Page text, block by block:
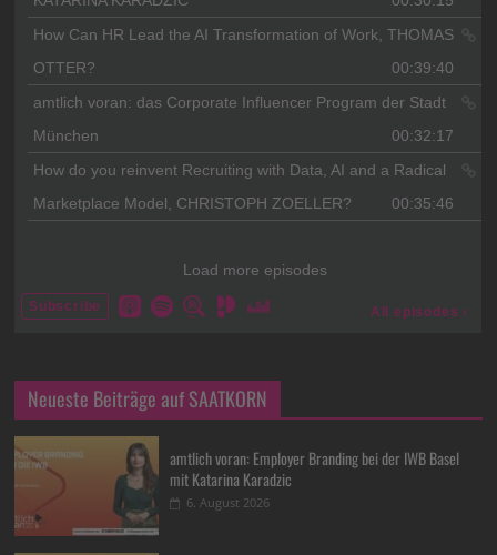
Neueste Beiträge auf SAATKORN
amtlich voran: Employer Branding bei der IWB Basel
mit Katarina Karadzic
6. August 2026